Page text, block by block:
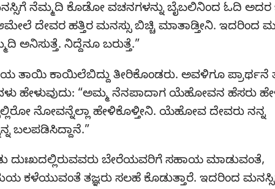
ನೆಮ್ಮದಿ ಕೊಡೋ ವಚನಗಳನ್ನು ಬೈಬಲಿನಿಂದ ಓದಿ ಅದರ
ದೇವರ ಹತ್ತಿರ ಮನಸ್ಸು ಬಿಚ್ಚಿ ಮಾತಾಡ್ತೀನಿ. ಇದರಿಂದ
ಅನಿಸುತ್ತೆ. ನಿದ್ದೆನೂ ಬರುತ್ತೆ.”
ತಾಯಿ ಕಾಯಿಲೆಬಿದ್ದು ತೀರಿಕೊಂಡರು. ಅವಳಿಗೂ ಪ್ರಾರ್ಥನೆ
ಹೇಳುವುದು: “ಅಮ್ಮ ನೆನಪಾದಾಗ ಯೆಹೋವನ ಹೆಸರು
ನೋವನ್ನೆಲ್ಲಾ ಹೇಳಿಕೊಳ್ತೀನಿ. ಯೆಹೋವ ದೇವರು ನನ್ನ
ಬಲಪಡಿಸಿದ್ದಾನೆ.”
ದುಃಖದಲ್ಲಿರುವವರು ಬೇರೆಯವರಿಗೆ ಸಹಾಯ ಮಾಡುವಂತೆ,
ಕಳೆಯುವಂತೆ ತಜ್ಞರು ಸಲಹೆ ಕೊಡುತ್ತಾರೆ. ಇದರಿಂದ